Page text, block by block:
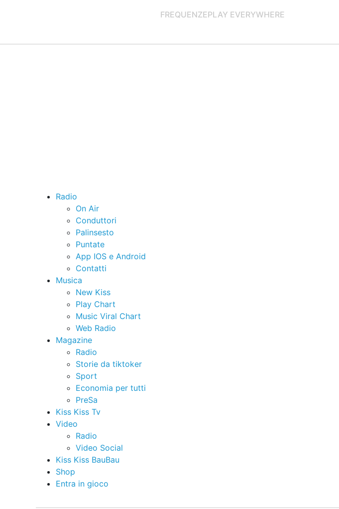
FREQUENZEPLAY EVERYWHERE
Radio
On Air
Conduttori
Palinsesto
Puntate
App IOS e Android
Contatti
Musica
New Kiss
Play Chart
Music Viral Chart
Web Radio
Magazine
Radio
Storie da tiktoker
Sport
Economia per tutti
PreSa
Kiss Kiss Tv
Video
Radio
Video Social
Kiss Kiss BauBau
Shop
Entra in gioco